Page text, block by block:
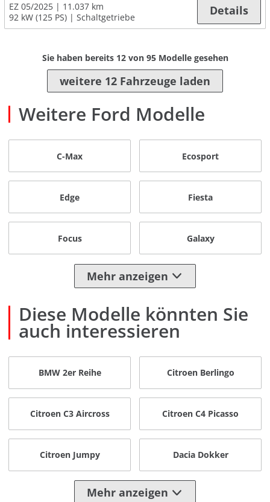
EZ 05/2025
11.037 km
92 kW (125 PS)
Schaltgetriebe Details
Sie haben bereits 12von 95Modelle gesehen
weitere 12 Fahrzeuge laden
Weitere Ford Modelle
C-Max Ecosport
Edge Fiesta
Focus Galaxy
Mehr anzeigen
Diese Modelle könnten Sie
auch interessieren
BMW 2er Reihe Citroen Berlingo
Citroen C3 Aircross Citroen C4 Picasso
Citroen Jumpy Dacia Dokker
Mehr anzeigen